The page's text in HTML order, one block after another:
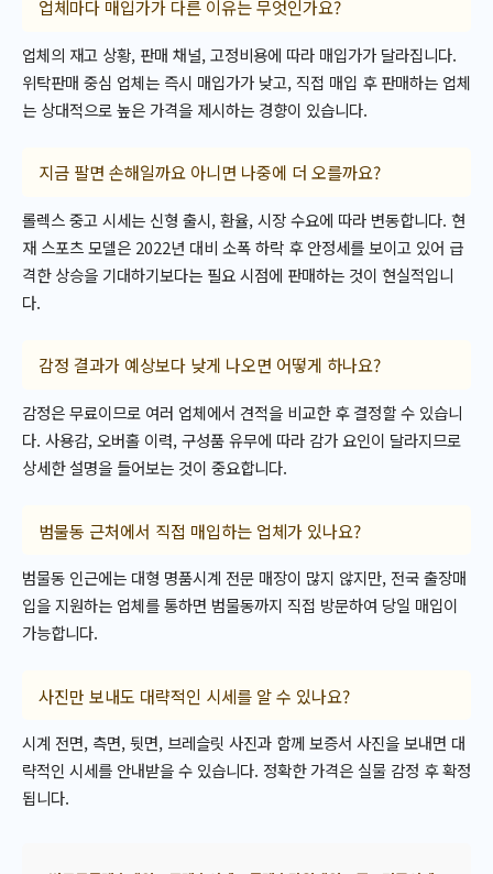
업체마다 매입가가 다른 이유는 무엇인가요?
업체의 재고 상황, 판매 채널, 고정비용에 따라 매입가가 달라집니다.
위탁판매 중심 업체는 즉시 매입가가 낮고, 직접 매입 후 판매하는 업체
는 상대적으로 높은 가격을 제시하는 경향이 있습니다.
지금 팔면 손해일까요 아니면 나중에 더 오를까요?
롤렉스 중고 시세는 신형 출시, 환율, 시장 수요에 따라 변동합니다. 현
재 스포츠 모델은 2022년 대비 소폭 하락 후 안정세를 보이고 있어 급
격한 상승을 기대하기보다는 필요 시점에 판매하는 것이 현실적입니
다.
감정 결과가 예상보다 낮게 나오면 어떻게 하나요?
감정은 무료이므로 여러 업체에서 견적을 비교한 후 결정할 수 있습니
다. 사용감, 오버홀 이력, 구성품 유무에 따라 감가 요인이 달라지므로
상세한 설명을 들어보는 것이 중요합니다.
범물동 근처에서 직접 매입하는 업체가 있나요?
범물동 인근에는 대형 명품시계 전문 매장이 많지 않지만, 전국 출장매
입을 지원하는 업체를 통하면 범물동까지 직접 방문하여 당일 매입이
가능합니다.
사진만 보내도 대략적인 시세를 알 수 있나요?
시계 전면, 측면, 뒷면, 브레슬릿 사진과 함께 보증서 사진을 보내면 대
략적인 시세를 안내받을 수 있습니다. 정확한 가격은 실물 감정 후 확정
됩니다.